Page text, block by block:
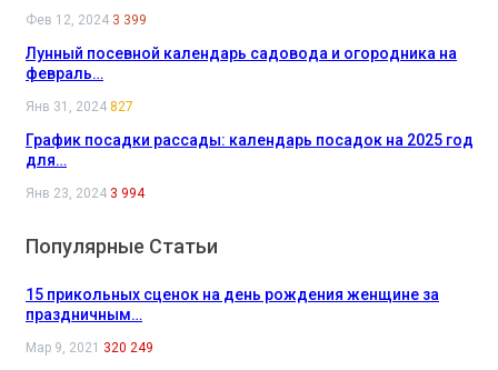
Фев 12, 2024 3 399
Лунный посевной календарь садовода и огородника на
февраль…
Янв 31, 2024 827
График посадки рассады: календарь посадок на 2025 год
для…
Янв 23, 2024 3 994
Популярные Статьи
15 прикольных сценок на день рождения женщине за
праздничным…
Мар 9, 2021 320 249